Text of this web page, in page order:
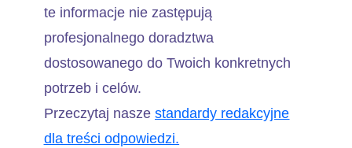
te informacje nie zastępują
profesjonalnego doradztwa
dostosowanego do Twoich konkretnych
potrzeb i celów.
Przeczytaj nasze standardy redakcyjne
dla treści odpowiedzi.